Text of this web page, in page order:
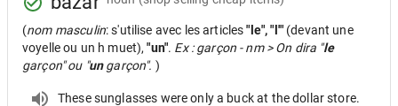
(nom masculin: s'utilise avec les articles"le", "l'" (devant une
voyelle ou un h muet),"un". Ex : garçon - nm > On dira "le
garçon" ou "ungarçon". )
These sunglasses were only a buck at the dollar store.